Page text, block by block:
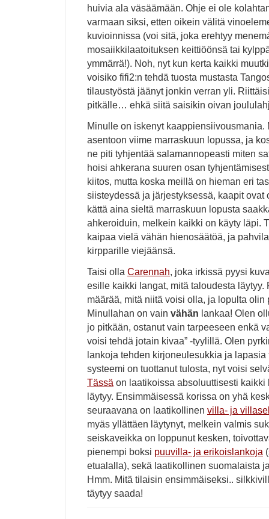
huivia ala väsäämään. Ohje ei ole
varmaan siksi, etten oikein välitä
kuvioinnissa (voi sitä, joka erehtyy
mosaiikkilaatoituksen keittiöönsä tai
ymmärrä!). Noh, nyt kun kerta kaikki
voisiko fifi2:n tehdä tuosta mustasta
tilaustyöstä jäänyt jonkin verran yli.
pitkälle… ehkä siitä saisikin oivan
Minulle on iskenyt kaappiensiivousmania.
asentoon viime marraskuun lopussa, ja
ne piti tyhjentää salamannopeasti miten
hoisi ahkerana suuren osan
kiitos, mutta koska meillä on hieman eri
siisteydessä ja järjestyksessä, kaapit ovat
kättä aina sieltä marraskuun lopusta
ahkeroiduin, melkein kaikki on käyty läpi.
kaipaa vielä vähän hienosäätöä, ja
kirpparille viejäänsä.
Taisi olla Carennah, joka irkissä pyysi
esille kaikki langat, mitä taloudesta läytyy.
määrää, mitä niitä voisi olla, ja lopulta olin
Minullahan on vain vähän lankaa! Olen
jo pitkään, ostanut vain tarpeeseen enkä
voisi tehdä jotain kivaa” -tyylillä. Olen
lankoja tehden kirjoneulesukkia ja lapasia
systeemi on tuottanut tulosta, nyt voisi
Tässä on laatikoissa absoluuttisesti kaikki
läytyy. Ensimmäisessä korissa on yhä
seuraavana on laatikollinen villa- ja
myäs yllättäen läytynyt, melkein valmis
seiskaveikka on loppunut kesken,
pienempi boksi puuvilla- ja erikoislankoja
etualalla), sekä laatikollinen suomalaista
Hmm. Mitä tilaisin ensimmäiseksi..
täytyy saada!